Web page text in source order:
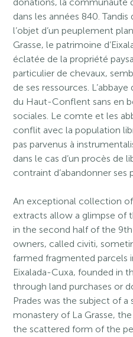
dans les années 840.
l’objet d’un peuplement
Grasse, le patrimoine
éclatée de la propriété
particulier de chevaux,
de ses ressources.
du Haut-Conflent sans en
sociales. Le comte et les
conflit avec la population
pas parvenus à
dans le cas d’un procès
contraint d’abandonner ses
An exceptional collection
extracts allow a glimpse
in the second half of the
owners, called civiti,
farmed fragmented parcels
Eixalada-Cuxa, founded in
through land purchases or
Prades was the subject of
monastery of La Grasse,
the scattered form of the